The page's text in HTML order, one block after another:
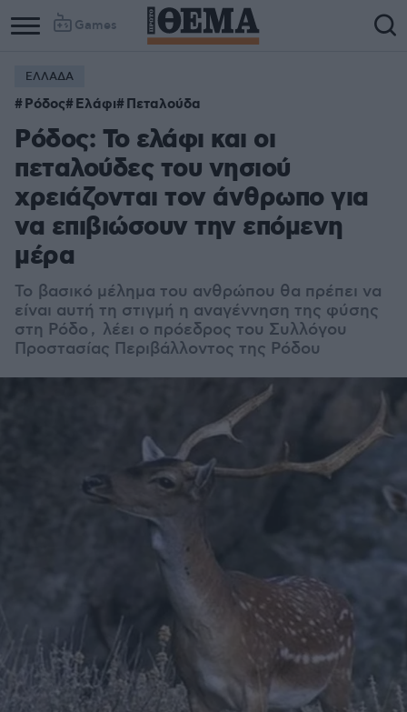
Games
ΕΛΛΑΔΑ
Ρόδος Ελάφι Πεταλούδα
Ρόδος: Το ελάφι και οι
πεταλούδες του νησιού
χρειάζονται τον άνθρωπο για
να επιβιώσουν την επόμενη
μέρα
Το βασικό μέλημα του ανθρώπου θα πρέπει να
είναι αυτή τη στιγμή η αναγέννηση της φύσης
στη Ρόδο , λέει ο πρόεδρος του Συλλόγου
Προστασίας Περιβάλλοντος της Ρόδου